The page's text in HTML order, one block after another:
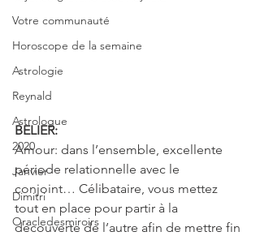
Votre communauté
Horoscope de la semaine
Astrologie
Reynald
Astrologue
2020
Janvier
Dimitri
Oracledesmiroirs
BELIER:
Amour: dans l’ensemble, excellente
période relationnelle avec le
conjoint… Célibataire, vous mettez
tout en place pour partir à la
découverte de l’autre afin de mettre fin